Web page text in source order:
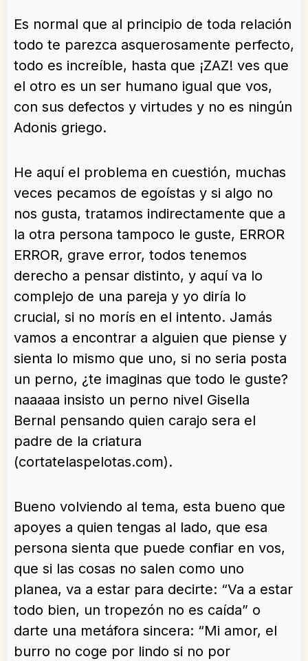
Es normal que al principio de toda relación
todo te parezca asquerosamente perfecto,
todo es increíble, hasta que ¡ZAZ! ves que
el otro es un ser humano igual que vos,
con sus defectos y virtudes y no es ningún
Adonis griego.
He aquí el problema en cuestión, muchas
veces pecamos de egoístas y si algo no
nos gusta, tratamos indirectamente que a
la otra persona tampoco le guste, ERROR
ERROR, grave error, todos tenemos
derecho a pensar distinto, y aquí va lo
complejo de una pareja y yo diría lo
crucial, si no morís en el intento. Jamás
vamos a encontrar a alguien que piense y
sienta lo mismo que uno, si no seria posta
un perno, ¿te imaginas que todo le guste?
naaaaa insisto un perno nivel Gisella
Bernal pensando quien carajo sera el
padre de la criatura
(cortatelaspelotas.com).
Bueno volviendo al tema, esta bueno que
apoyes a quien tengas al lado, que esa
persona sienta que puede confiar en vos,
que si las cosas no salen como uno
planea, va a estar para decirte: “Va a estar
todo bien, un tropezón no es caída” o
darte una metáfora sincera: “Mi amor, el
burro no coge por lindo si no por